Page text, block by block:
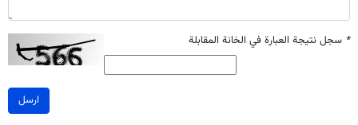
* سجل نتيجة العبارة في الخانة المقابلة
ارسل